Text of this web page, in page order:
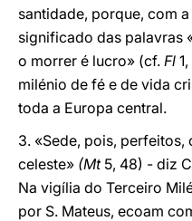
santidade, porque, com
significado das palavras
o morrer é lucro» (cf. Fl
milénio de fé e de vida
toda a Europa central.
3. «Sede, pois,
celeste» (Mt 5, 48) - diz
Na vigília do Terceiro
por S. Mateus, ecoam